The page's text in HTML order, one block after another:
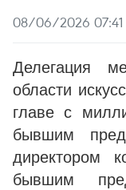
08/06/2026 07:41
Делегация
области
главе с
бывшим
директором
бывшим